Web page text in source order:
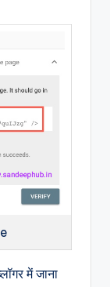
में जाना